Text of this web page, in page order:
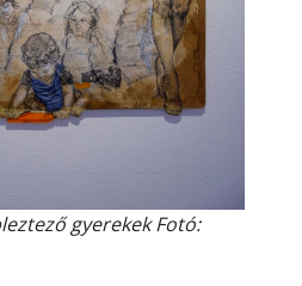
gyerekek Fotó: